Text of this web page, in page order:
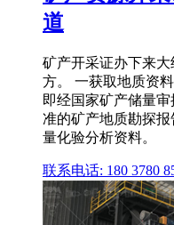
道
矿产开采证办下来
方。 一获取地质资
即经国家矿产储量
准的矿产地质勘探
量化验分析资料。
联系电话: 180 3780